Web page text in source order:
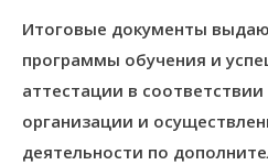
Итоговые документы
программы обучения и
аттестации в
организации и
деятельности по